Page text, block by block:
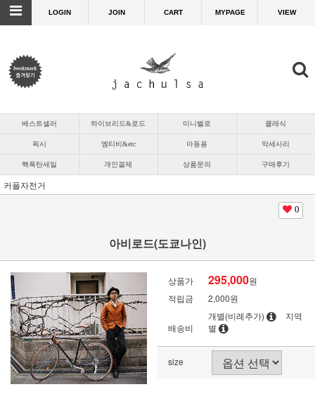
LOGIN JOIN CART MYPAGE VIEW
베스트셀러 하이브리드&로드 미니벨로 클래식
픽시 엠티비&etc 아동용 악세사리
핵폭탄세일 개인결제 상품문의 구매후기
커플자전거
0
아비로드(도쿄나인)
상품가 295,000원
적립금
2,000원
배송비
개별(비례추가)
지역
별
size